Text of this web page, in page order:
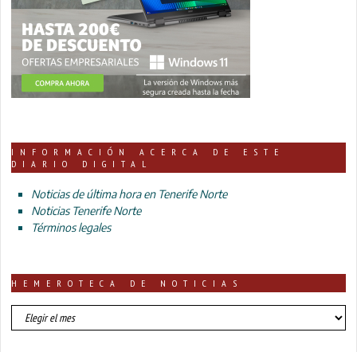
INFORMACIÓN ACERCA DE ESTE
DIARIO DIGITAL
Noticias de última hora en Tenerife Norte
Noticias Tenerife Norte
Términos legales
HEMEROTECA DE NOTICIAS
HEMEROTECA
DE